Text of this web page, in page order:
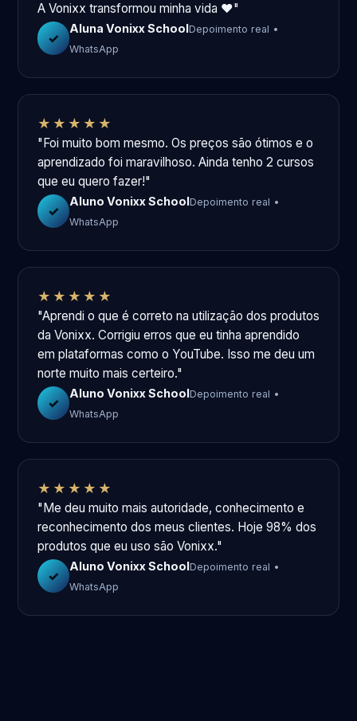
A Vonixx transformou minha vida ❤️"
✓
Aluna Vonixx SchoolDepoimento real •
WhatsApp
★★★★★
"Foi muito bom mesmo. Os preços são ótimos e o
aprendizado foi maravilhoso. Ainda tenho 2 cursos
que eu quero fazer!"
✓
Aluno Vonixx SchoolDepoimento real •
WhatsApp
★★★★★
"Aprendi o que é correto na utilização dos produtos
da Vonixx. Corrigiu erros que eu tinha aprendido
em plataformas como o YouTube. Isso me deu um
norte muito mais certeiro."
✓
Aluno Vonixx SchoolDepoimento real •
WhatsApp
★★★★★
"Me deu muito mais autoridade, conhecimento e
reconhecimento dos meus clientes. Hoje 98% dos
produtos que eu uso são Vonixx."
✓
Aluno Vonixx SchoolDepoimento real •
WhatsApp